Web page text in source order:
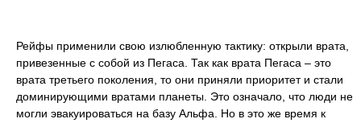
Рейфы применили свою излюбленную тактику: открыли врата,
привезенные с собой из Пегаса. Так как врата Пегаса – это
врата третьего поколения, то они приняли приоритет и стали
доминирующими вратами планеты. Это означало, что люди не
могли эвакуироваться на базу Альфа. Но в это же время к